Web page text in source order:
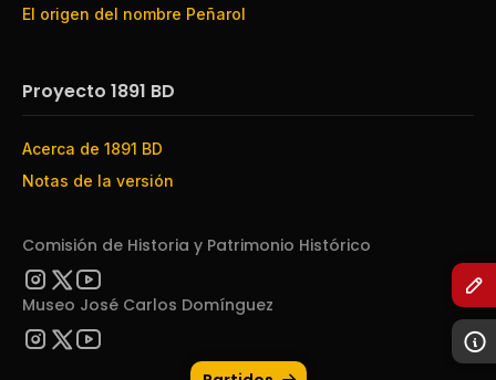
El origen del nombre Peñarol
Proyecto 1891 BD
Acerca de 1891 BD
Notas de la versión
Comisión de Historia y Patrimonio Histórico
Museo José Carlos Domínguez